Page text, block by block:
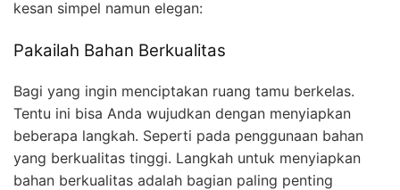
kesan simpel namun elegan:
Pakailah Bahan Berkualitas
Bagi yang ingin menciptakan ruang tamu berkelas.
Tentu ini bisa Anda wujudkan dengan menyiapkan
beberapa langkah. Seperti pada penggunaan bahan
yang berkualitas tinggi. Langkah untuk menyiapkan
bahan berkualitas adalah bagian paling penting